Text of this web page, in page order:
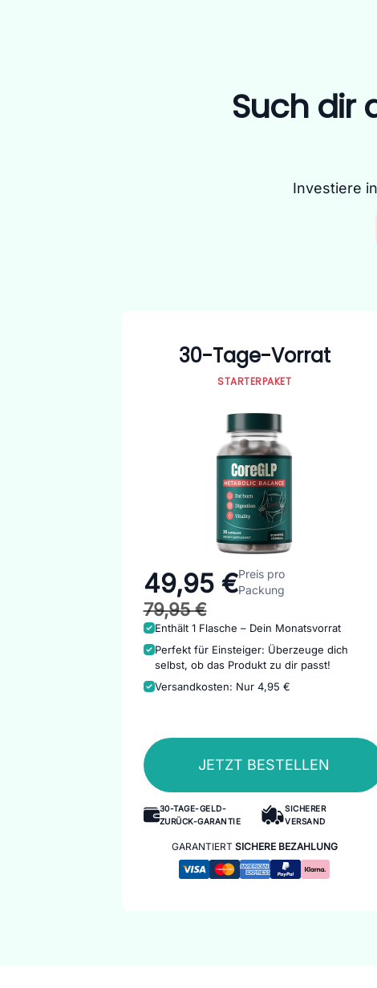
Such dir
Investiere
30-Tage-Vorrat
STARTERPAKET
49,95 €Preis pro
Packung
79,95 €
Enthält 1 Flasche – Dein Monatsvorrat
Perfekt für Einsteiger: Überzeuge dich
selbst, ob das Produkt zu dir passt!
Versandkosten: Nur 4,95 €
JETZT BESTELLEN
30-TAGE-GELD-
ZURÜCK-GARANTIE
SICHERER
VERSAND
GARANTIERT SICHERE BEZAHLUNG